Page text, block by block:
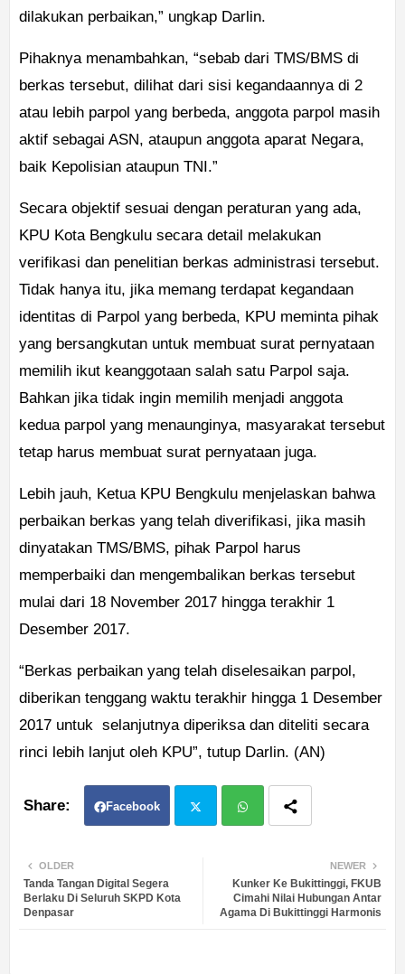
dilakukan perbaikan,” ungkap Darlin.
Pihaknya menambahkan, “sebab dari TMS/BMS di
berkas tersebut, dilihat dari sisi kegandaannya di 2
atau lebih parpol yang berbeda, anggota parpol masih
aktif sebagai ASN, ataupun anggota aparat Negara,
baik Kepolisian ataupun TNI.”
Secara objektif sesuai dengan peraturan yang ada,
KPU Kota Bengkulu secara detail melakukan
verifikasi dan penelitian berkas administrasi tersebut.
Tidak hanya itu, jika memang terdapat kegandaan
identitas di Parpol yang berbeda, KPU meminta pihak
yang bersangkutan untuk membuat surat pernyataan
memilih ikut keanggotaan salah satu Parpol saja.
Bahkan jika tidak ingin memilih menjadi anggota
kedua parpol yang menaunginya, masyarakat tersebut
tetap harus membuat surat pernyataan juga.
Lebih jauh, Ketua KPU Bengkulu menjelaskan bahwa
perbaikan berkas yang telah diverifikasi, jika masih
dinyatakan TMS/BMS, pihak Parpol harus
memperbaiki dan mengembalikan berkas tersebut
mulai dari 18 November 2017 hingga terakhir 1
Desember 2017.
“Berkas perbaikan yang telah diselesaikan parpol,
diberikan tenggang waktu terakhir hingga 1 Desember
2017 untuk selanjutnya diperiksa dan diteliti secara
rinci lebih lanjut oleh KPU”, tutup Darlin. (AN)
Facebook
atsa
NEWER
Kunker Ke Bukittinggi, FKUB
Cimahi Nilai Hubungan Antar
Agama Di Bukittinggi Harmonis
OLDER
Tanda Tangan Digital Segera
Berlaku Di Seluruh SKPD Kota
Denpasar